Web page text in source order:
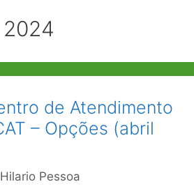
de Atendimento
– Opções (abril
Hilario Pessoa